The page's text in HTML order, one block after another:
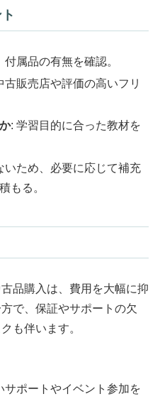
属品の有無を確認。
古販売店や評価の高いフリ
: 学習目的に合った教材を
いため、必要に応じて補充
もる。
品購入は、費用を大幅に抑
で、保証やサポートの欠
も伴います。
サポートやイベント参加を